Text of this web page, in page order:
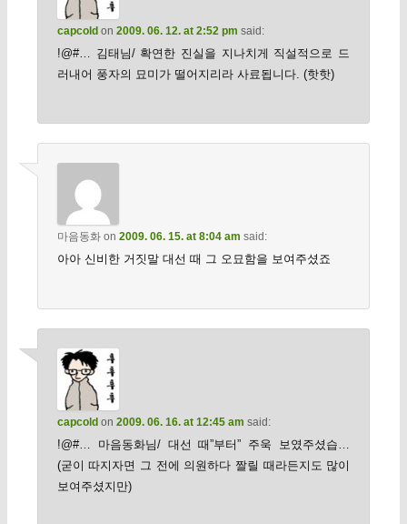
capcold on 2009. 06. 12. at 2:52 pm said:
!@#… 김태님/ 확연한 진실을 지나치게 직설적으로 드
러내어 풍자의 묘미가 떨어지리라 사료됩니다. (핫핫)
마음동화on 2009. 06. 15. at 8:04 am said:
아아 신비한 거짓말 대선 때 그 오묘함을 보여주셨죠
capcold on 2009. 06. 16. at 12:45 am said:
!@#… 마음동화님/ 대선 때”부터” 주욱 보였주셨습…
(굳이 따지자면 그 전에 의원하다 짤릴 때라든지도 많이
보여주셨지만)